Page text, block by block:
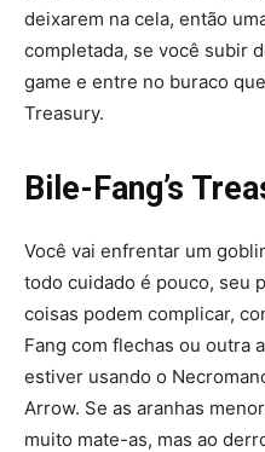
deixarem na cela, então
completada, se você subir
game e entre no buraco
Treasury.
Bile-Fang’s
Você vai enfrentar um
todo cuidado é pouco, seu
coisas podem complicar,
Fang com flechas ou outra
estiver usando o
Arrow. Se as aranhas
muito mate-as, mas ao